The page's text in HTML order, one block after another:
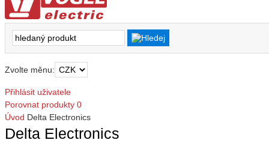
Zvolte měnu:
Přihlásit uživatele
Porovnat produkty 0
Úvod Delta Electronics
Delta Electronics